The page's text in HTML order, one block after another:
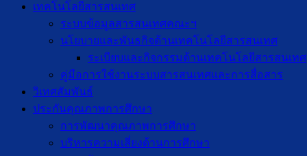
เทคโนโลยีสารสนเทศ
ระบบข้อมูลสารสนเทศคณะฯ
นโยบายและพันธกิจด้านเทคโนโลยีสารสนเทศ
ระเบียบและกิจกรรมด้านเทคโนโลยีสารสนเทศ
คู่มือการใช้งานระบบสารสนเทศและการสื่อสาร
วิเทศสัมพันธ์
ประกันคุณภาพการศึกษา
การพัฒนาคุณภาพการศึกษา
บริหารความเสี่ยงด้านการศึกษา